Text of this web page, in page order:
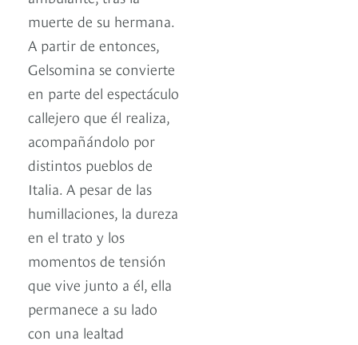
muerte de su hermana.
A partir de entonces,
Gelsomina se convierte
en parte del espectáculo
callejero que él realiza,
acompañándolo por
distintos pueblos de
Italia. A pesar de las
humillaciones, la dureza
en el trato y los
momentos de tensión
que vive junto a él, ella
permanece a su lado
con una lealtad